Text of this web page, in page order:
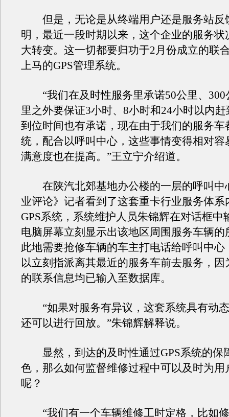
但是，无论是从终端用户还是服务站反
明，最近一段时期以来，这个企业的服务状
大转变。这一切都要归功于2月份成立的联
上马的GPS管理系统。
“我们在及时性服务里承诺50公里、300
里之外要保证3小时、8小时和24小时以内
到位时间也有承诺，现在由于我们的服务车
统，配合以呼叫中心，这些事情变得相对容
满意度也在提高。”王立宁介绍道。
在陕汽北郊基地办公楼的一层的呼叫中
业评论》记者看到了这套重卡行业服务体系
GPS系统，系统维护人员朱锦辉在对话框中
电脑屏幕立刻显示出该地区周围服务车辆的
此地需要抢修车辆的车主打电话给呼叫中心
以立刻指派离其最近的服务车前去服务，因
的联系信息均已输入至数据库。
“如果对服务有异议，这套系统具有动
还可以进行回放。”朱锦辉解释说。
显然，到达的及时性通过GPS系统的保
色，那么如何监督维修过程中可以及时为用
呢？
“我们有一个车辆维修工时定格，比如